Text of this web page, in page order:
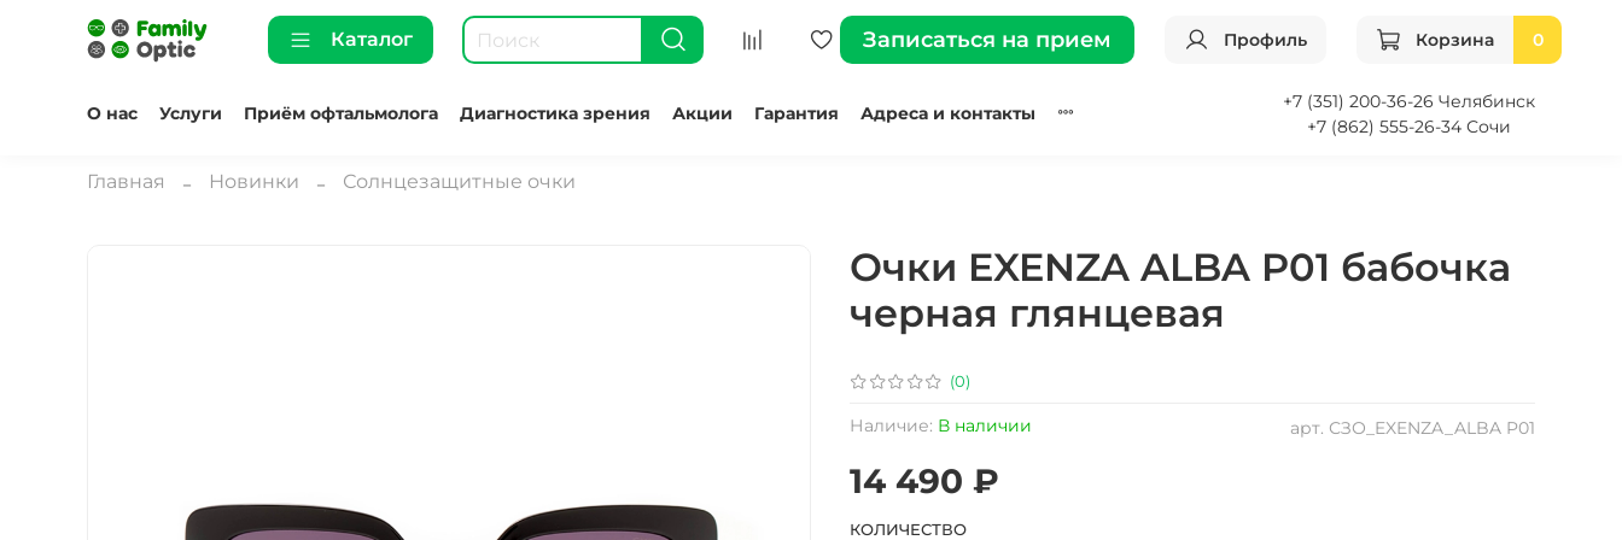
Каталог Записаться на прием Профиль Корзина 0
О нас Услуги Приём офтальмолога Диагностика зрения Акции Гарантия Адреса и контакты
+7 (351) 200-36-26 Челябинск
+7 (862) 555-26-34 Сочи
Главная Новинки Солнцезащитные очки
(0)
арт. СЗО_EXENZA_ALBA P01
Наличие: В наличии
Очки EXENZA ALBA P01 бабочка
черная глянцевая
14 490 ₽
КОЛИЧЕСТВО